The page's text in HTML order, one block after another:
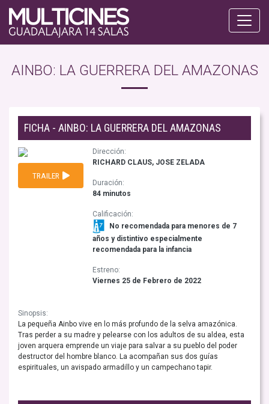
AINBO: LA GUERRERA DEL AMAZONAS
FICHA - AINBO: LA GUERRERA DEL AMAZONAS
TRAILER
Dirección:
RICHARD CLAUS, JOSE ZELADA
Duración:
84 minutos
Calificación:
No recomendada para menores de 7
años y distintivo especialmente
recomendada para la infancia
Estreno:
Viernes 25 de Febrero de 2022
Sinopsis:
La pequeña Ainbo vive en lo más profundo de la selva amazónica.
Tras perder a su madre y pelearse con los adultos de su aldea, esta
joven arquera emprende un viaje para salvar a su pueblo del poder
destructor del hombre blanco. La acompañan sus dos guías
espirituales, un avispado armadillo y un campechano tapir.